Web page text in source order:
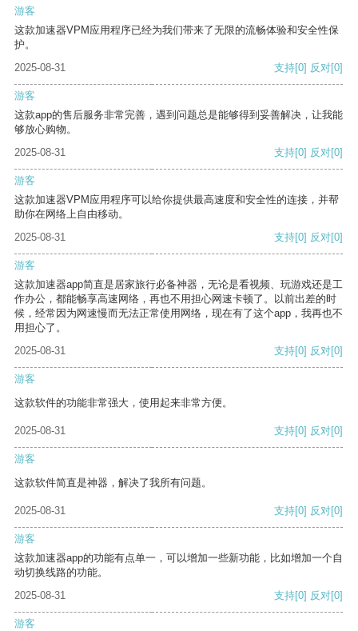
游客
这款加速器VPM应用程序已经为我们带来了无限的流畅体验和安全性保
护。
2025-08-31
支持[0] 反对[0]
游客
这款app的售后服务非常完善，遇到问题总是能够得到妥善解决，让我能
够放心购物。
2025-08-31
支持[0] 反对[0]
游客
这款加速器VPM应用程序可以给你提供最高速度和安全性的连接，并帮
助你在网络上自由移动。
2025-08-31
支持[0] 反对[0]
游客
这款加速器app简直是居家旅行必备神器，无论是看视频、玩游戏还是工
作办公，都能畅享高速网络，再也不用担心网速卡顿了。以前出差的时
候，经常因为网速慢而无法正常使用网络，现在有了这个app，我再也不
用担心了。
2025-08-31
支持[0] 反对[0]
游客
这款软件的功能非常强大，使用起来非常方便。
2025-08-31 支持[0] 反对[0]
游客
这款软件简直是神器，解决了我所有问题。
2025-08-31 支持[0] 反对[0]
游客
这款加速器app的功能有点单一，可以增加一些新功能，比如增加一个自
动切换线路的功能。
2025-08-31
支持[0] 反对[0]
游客